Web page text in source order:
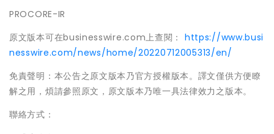
PROCORE-IR
原文版本可在businesswire.com上查閱： https://www.busi
nesswire.com/news/home/20220712005313/en/
免責聲明：本公告之原文版本乃官方授權版本。譯文僅供方便瞭
解之用，煩請參照原文，原文版本乃唯一具法律效力之版本。
聯絡方式：